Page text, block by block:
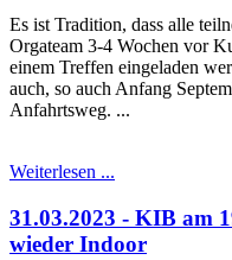
Es ist Tradition, dass alle
Orgateam 3-4 Wochen vor
einem Treffen eingeladen
auch, so auch Anfang
Anfahrtsweg. ...
Weiterlesen ...
31.03.2023 - KIB am
wieder Indoor